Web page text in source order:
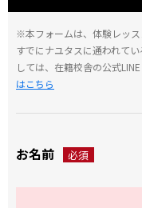
※本フォームは、体験レッス
すでにナユタスに通われて
しては、在籍校舎の公式
はこちら
お名前 必須